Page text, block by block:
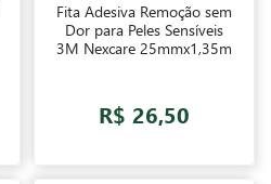
Fita Adesiva Remoção sem
Dor para Peles Sensíveis
3M Nexcare 25mmx1,35m
R$ 26,50